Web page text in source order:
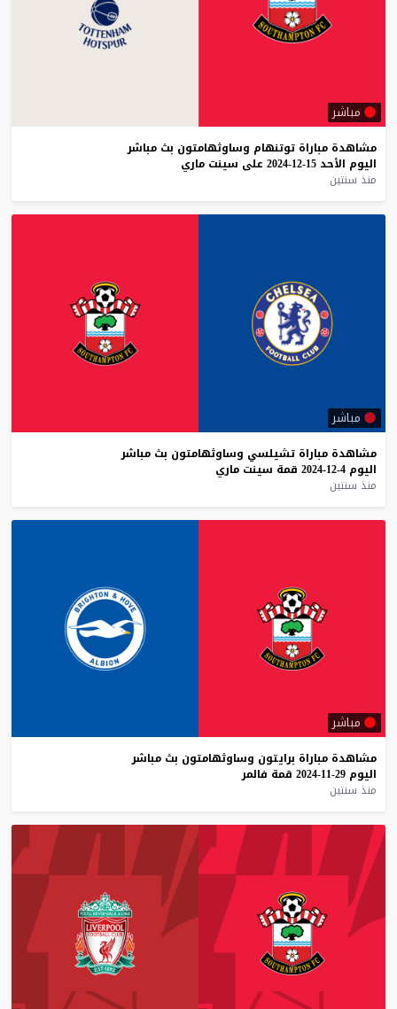
مباشر
مشاهدة مباراة توتنهام وساوثهامتون بث مباشر
اليوم الأحد 15-12-2024 على سينت ماري
منذ سنتين
مباشر
مشاهدة مباراة تشيلسي وساوثهامتون بث مباشر
اليوم 4-12-2024 قمة سينت ماري
منذ سنتين
مباشر
مشاهدة مباراة برايتون وساوثهامتون بث مباشر
اليوم 29-11-2024 قمة فالمر
منذ سنتين